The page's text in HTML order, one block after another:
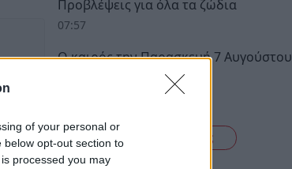
of your personal or
opt-out section to
processed you may
Προβλέψεις για όλα τα ζώδια
07:57
Ο καιρός την Παρασκευή 7 Αυγούστου
στην Πελοπόννησο
Δείτε όλες τις ειδήσεις